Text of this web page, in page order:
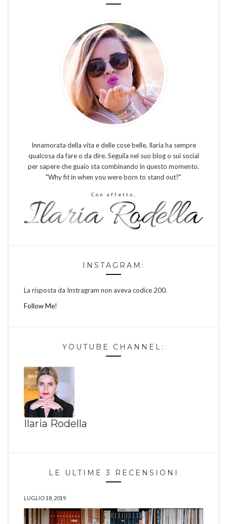
Innamorata della vita e delle cose belle, Ilaria ha sempre
qualcosa da fare o da dire. Seguila nel suo blog o sui social
per sapere che guaio sta combinando in questo momento.
"Why fit in when you were born to stand out?"
Con affetto,
INSTAGRAM:
La risposta da Instragram non aveva codice 200.
Follow Me!
YOUTUBE CHANNEL:
Ilaria Rodella
LE ULTIME 3 RECENSIONI
LUGLIO 18, 2019